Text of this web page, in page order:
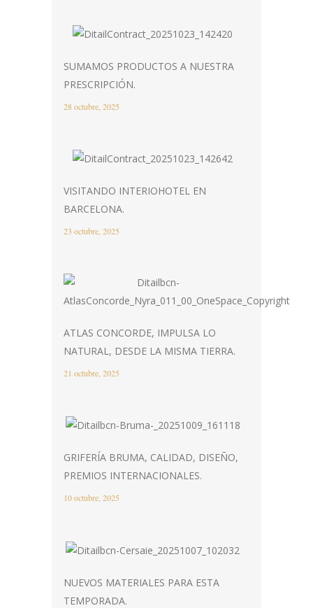
SUMAMOS PRODUCTOS A NUESTRA
PRESCRIPCIÓN.
28 octubre, 2025
VISITANDO INTERIOHOTEL EN
BARCELONA.
23 octubre, 2025
ATLAS CONCORDE, IMPULSA LO
NATURAL, DESDE LA MISMA TIERRA.
21 octubre, 2025
GRIFERÍA BRUMA, CALIDAD, DISEÑO,
PREMIOS INTERNACIONALES.
10 octubre, 2025
NUEVOS MATERIALES PARA ESTA
TEMPORADA.